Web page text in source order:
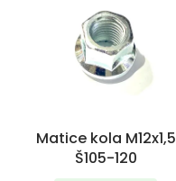
Matice kola M12x1,5
Š105-120